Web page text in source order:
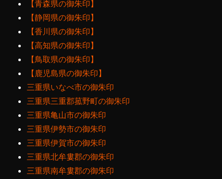
【青森県の御朱印】
【静岡県の御朱印】
【香川県の御朱印】
【高知県の御朱印】
【鳥取県の御朱印】
【鹿児島県の御朱印】
三重県いなべ市の御朱印
三重県三重郡菰野町の御朱印
三重県亀山市の御朱印
三重県伊勢市の御朱印
三重県伊賀市の御朱印
三重県北牟婁郡の御朱印
三重県南牟婁郡の御朱印